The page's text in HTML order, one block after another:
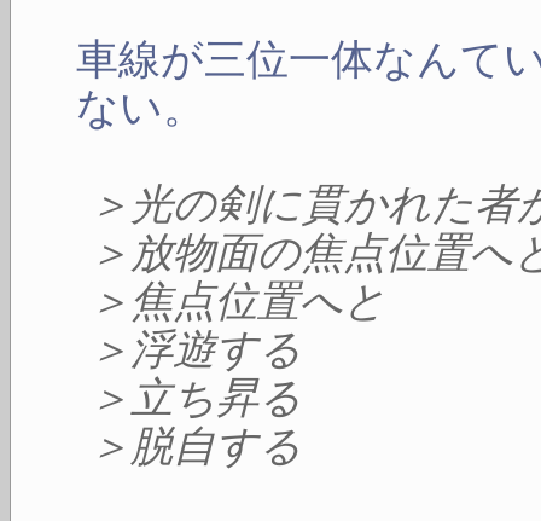
車線が三位一体なんて
ない。
＞光の剣に貫かれた
＞放物面の焦点位置へ
＞焦点位置へと
＞浮遊する
＞立ち昇る
＞脱自する